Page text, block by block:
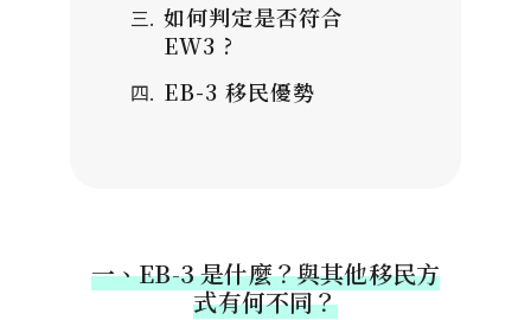
如何判定是否符合
EW3 ?
EB-3 移民優勢
一、EB-3 是什麼？與其他移民方
式有何不同？